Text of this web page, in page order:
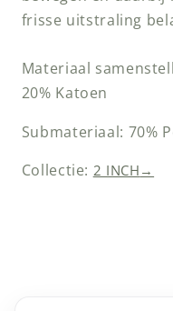
frisse uitstraling
Materiaal
20% Katoen
Submateriaal: 70%
Collectie: 2 INCH →